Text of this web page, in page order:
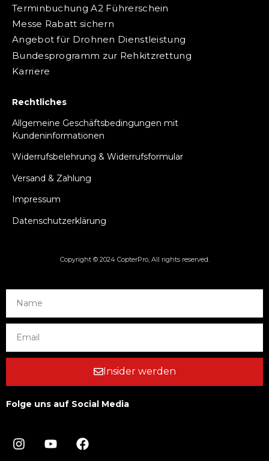
Terminbuchung A2 Führerschein
Messe Rabatt sichern
Angebot für Drohnen Dienstleistung
Bundesprogramm zur Rehkitzrettung
Karriere
Rechtliches
Allgemeine Geschäftsbedingungen mit
Kundeninformationen
Widerrufsbelehrung & Widerrufsformular
Versand & Zahlung
Impressum
Datenschutzerklärung
Copyright © 2024 CopterPro, All rights reserved.
Insider werden
Folge uns auf Social Media